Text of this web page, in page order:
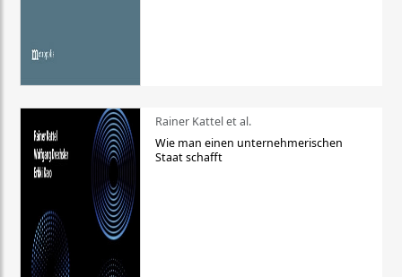
Rainer Kattel et al.
Wie man einen unternehmerischen
Staat schafft